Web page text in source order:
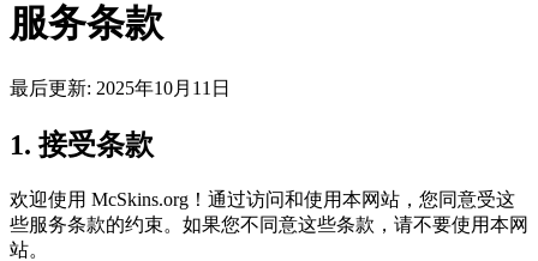
服务条款
最后更新: 2025年10月11日
1. 接受条款
欢迎使用 McSkins.org！通过访问和使用本网站，您同意受这
些服务条款的约束。如果您不同意这些条款，请不要使用本网
站。